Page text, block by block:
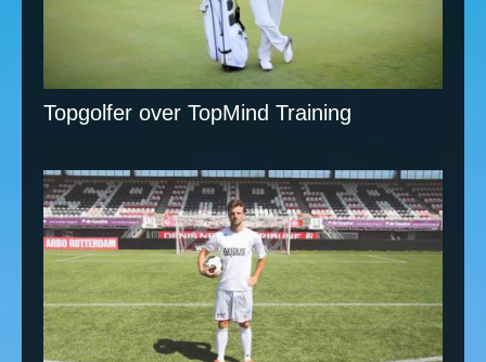
Topgolfer over TopMind Training